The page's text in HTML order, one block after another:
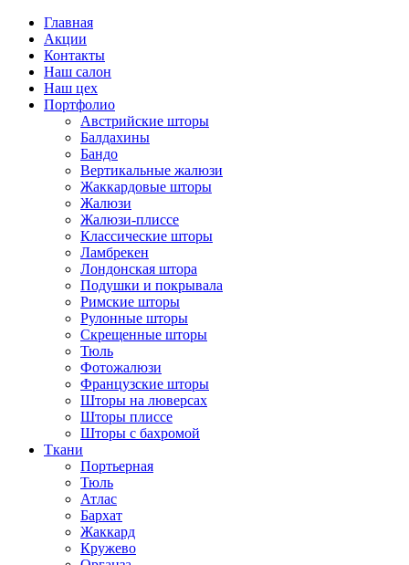
Главная
Акции
Контакты
Наш салон
Наш цех
Портфолио
Австрийские шторы
Балдахины
Бандо
Вертикальные жалюзи
Жаккардовые шторы
Жалюзи
Жалюзи-плиссе
Классические шторы
Ламбрекен
Лондонская штора
Подушки и покрывала
Римские шторы
Рулонные шторы
Скрещенные шторы
Тюль
Фотожалюзи
Французские шторы
Шторы на люверсах
Шторы плиссе
Шторы с бахромой
Ткани
Портьерная
Тюль
Атлас
Бархат
Жаккард
Кружево